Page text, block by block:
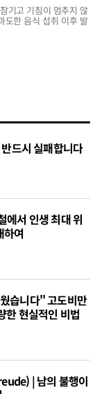
기고 기침이 멈추지 않
도한 음식 섭취 이후 발
드시 실패합니다
에서 인생 최대 위
하여
습니다" 고도비만
한 현실적인 비법
| 남의 불행이